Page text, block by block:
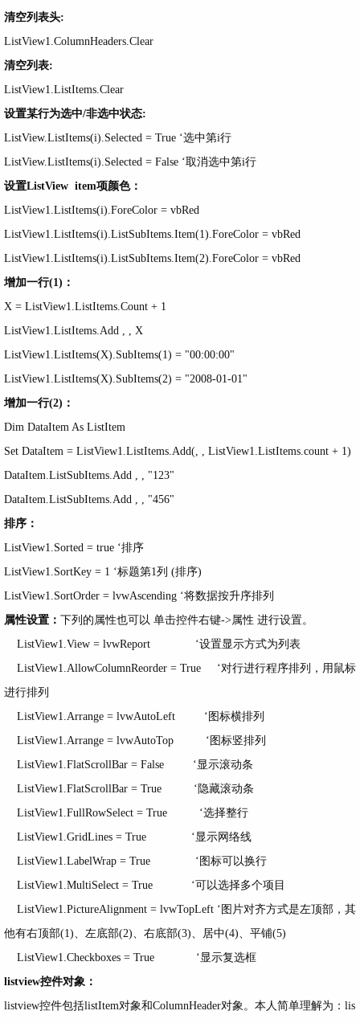
清空列表头:
ListView1.ColumnHeaders.Clear
清空列表:
ListView1.ListItems.Clear
设置某行为选中/非选中状态:
ListView.ListItems(i).Selected = True ‘选中第i行
ListView.ListItems(i).Selected = False ‘取消选中第i行
设置ListView item项颜色：
ListView1.ListItems(i).ForeColor = vbRed
ListView1.ListItems(i).ListSubItems.Item(1).ForeColor = vbRed
ListView1.ListItems(i).ListSubItems.Item(2).ForeColor = vbRed
增加一行(1)：
X = ListView1.ListItems.Count + 1
ListView1.ListItems.Add , , X
ListView1.ListItems(X).SubItems(1) = "00:00:00"
ListView1.ListItems(X).SubItems(2) = "2008-01-01"
增加一行(2)：
Dim DataItem As ListItem
Set DataItem = ListView1.ListItems.Add(, , ListView1.ListItems.count + 1)
DataItem.ListSubItems.Add , , "123"
DataItem.ListSubItems.Add , , "456"
排序：
ListView1.Sorted = true ‘排序
ListView1.SortKey = 1 ‘标题第1列 (排序)
ListView1.SortOrder = lvwAscending ‘将数据按升序排列
属性设置： 下列的属性也可以 单击控件右键->属性 进行设置。
ListView1.View = lvwReport ‘设置显示方式为列表
ListView1.AllowColumnReorder = True ‘对行进行程序排列，用鼠标
进行排列
ListView1.Arrange = lvwAutoLeft ‘图标横排列
ListView1.Arrange = lvwAutoTop ‘图标竖排列
ListView1.FlatScrollBar = False ‘显示滚动条
ListView1.FlatScrollBar = True ‘隐藏滚动条
ListView1.FullRowSelect = True ‘选择整行
ListView1.GridLines = True ‘显示网络线
ListView1.LabelWrap = True ‘图标可以换行
ListView1.MultiSelect = True ‘可以选择多个项目
ListView1.PictureAlignment = lvwTopLeft ‘图片对齐方式是左顶部，其
他有右顶部(1)、左底部(2)、右底部(3)、居中(4)、平铺(5)
ListView1.Checkboxes = True ‘显示复选框
listview控件对象：
listview控件包括listItem对象和ColumnHeader对象。本人简单理解为：lis